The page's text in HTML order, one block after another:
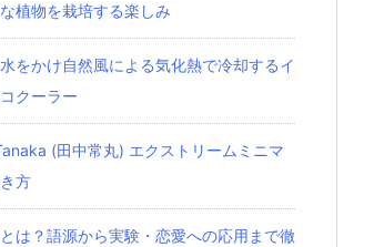
植物を栽培する楽しみ
をかけ自然風による気化熱で冷却するイ
クーラー
(田中常丸) エクストリームミニマ
方
は？語源から実験・恋愛への応用まで徹